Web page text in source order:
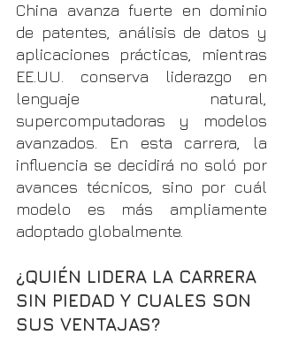
China avanza fuerte en dominio
de patentes, análisis de datos y
aplicaciones prácticas, mientras
EE.UU. conserva liderazgo en
lenguaje natural,
supercomputadoras y modelos
avanzados. En esta carrera, la
influencia se decidirá no soló por
avances técnicos, sino por cuál
modelo es más ampliamente
adoptado globalmente.
¿QUIÉN LIDERA LA CARRERA
SIN PIEDAD Y CUALES SON
SUS VENTAJAS?